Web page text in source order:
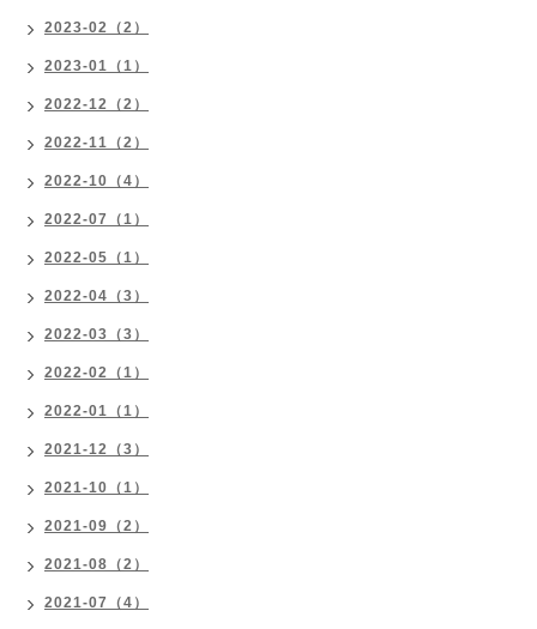
2023-02（2）
2023-01（1）
2022-12（2）
2022-11（2）
2022-10（4）
2022-07（1）
2022-05（1）
2022-04（3）
2022-03（3）
2022-02（1）
2022-01（1）
2021-12（3）
2021-10（1）
2021-09（2）
2021-08（2）
2021-07（4）